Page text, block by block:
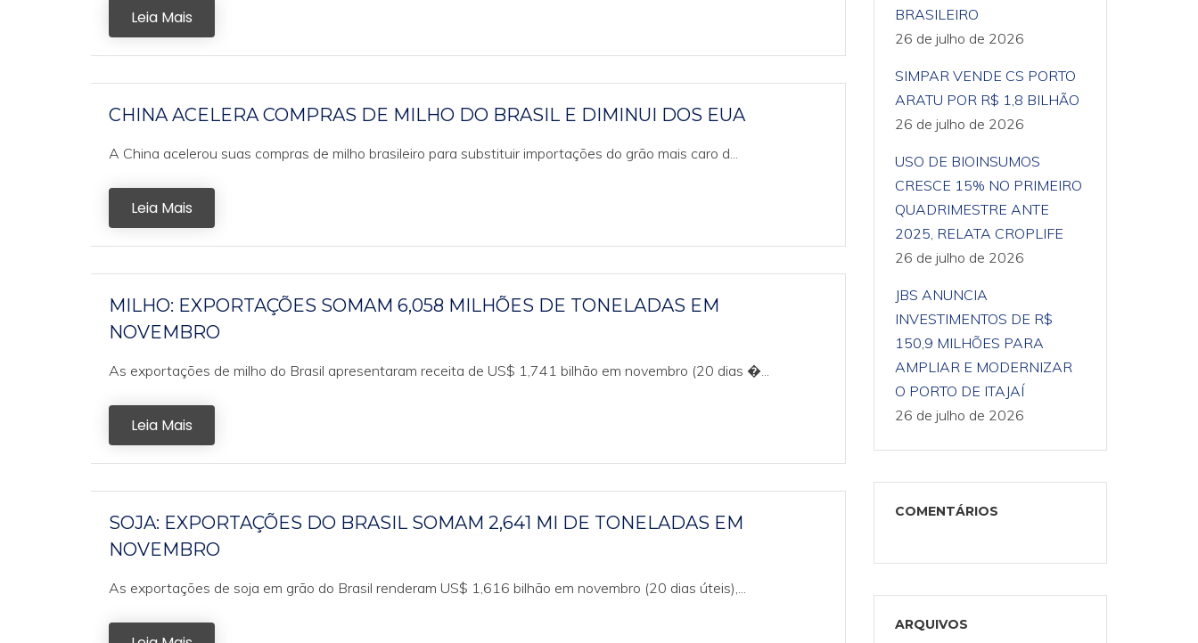
Leia Mais
CHINA ACELERA COMPRAS DE MILHO DO BRASIL E DIMINUI DOS EUA
A China acelerou suas compras de milho brasileiro para substituir importações do grão mais caro d...
Leia Mais
MILHO: EXPORTAÇÕES SOMAM 6,058 MILHÕES DE TONELADAS EM
NOVEMBRO
As exportações de milho do Brasil apresentaram receita de US$ 1,741 bilhão em novembro (20 dias �...
Leia Mais
SOJA: EXPORTAÇÕES DO BRASIL SOMAM 2,641 MI DE TONELADAS EM
NOVEMBRO
As exportações de soja em grão do Brasil renderam US$ 1,616 bilhão em novembro (20 dias úteis),...
BRASILEIRO
26 de julho de 2026
SIMPAR VENDE CS PORTO
ARATU POR R$ 1,8 BILHÃO
26 de julho de 2026
USO DE BIOINSUMOS
CRESCE 15% NO PRIMEIRO
QUADRIMESTRE ANTE
2025, RELATA CROPLIFE
26 de julho de 2026
JBS ANUNCIA
INVESTIMENTOS DE R$
150,9 MILHÕES PARA
AMPLIAR E MODERNIZAR
O PORTO DE ITAJAÍ
26 de julho de 2026
COMENTÁRIOS
ARQUIVOS